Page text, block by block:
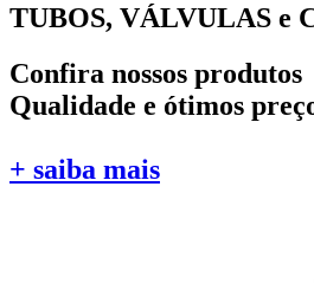
TUBOS, VÁLVULAS e
Confira nossos produtos
Qualidade e ótimos
+ saiba mais